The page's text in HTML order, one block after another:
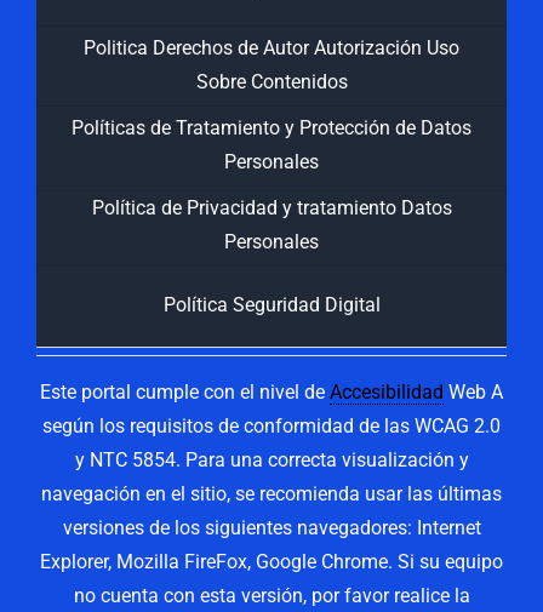
Politica Derechos de Autor Autorización Uso
Sobre Contenidos
Políticas de Tratamiento y Protección de Datos
Personales
Política de Privacidad y tratamiento Datos
Personales
Política Seguridad Digital
Este portal cumple con el nivel de Accesibilidad Web A
según los requisitos de conformidad de las WCAG 2.0
y NTC 5854. Para una correcta visualización y
navegación en el sitio, se recomienda usar las últimas
versiones de los siguientes navegadores: Internet
Explorer, Mozilla FireFox, Google Chrome. Si su equipo
no cuenta con esta versión, por favor realice la